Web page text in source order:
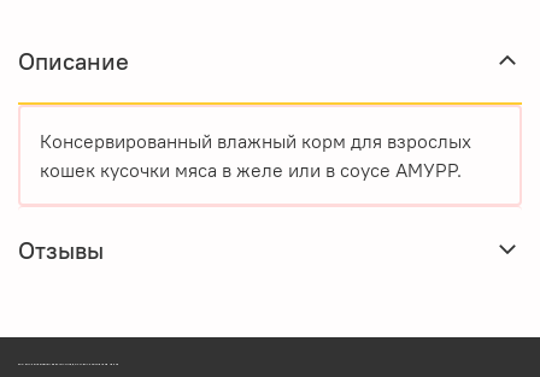
Описание
Консервированный влажный корм для взрослых
кошек кусочки мяса в желе или в соусе АМУРР.
Отзывы